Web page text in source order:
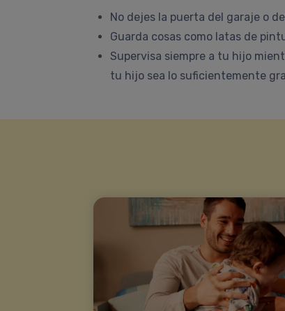
No dejes la puerta del garaje o
Guarda cosas como latas de
Supervisa siempre a tu hijo
tu hijo sea lo suficientemente